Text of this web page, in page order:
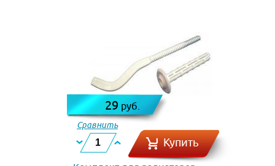
29 руб.
Сравнить
Купить